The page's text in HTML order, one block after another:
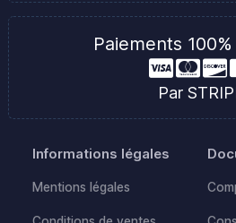
Paiements
Par
Informations légales
Mentions légales